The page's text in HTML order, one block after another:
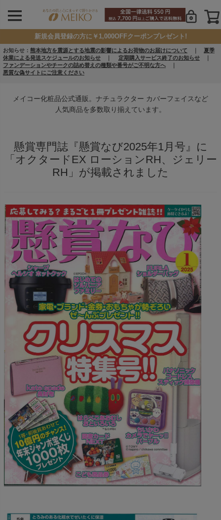
新規会員登録の方に￥1,000OFFクーポンプレゼント!
お知らせ： 熊本地方を震源とする地震の影響によるお荷物のお届けについて
夏季
休業による発送スケジュールのお知らせ
定期購入サービス終了のお知らせ
ファンデーションやチークの詰め替えの種類や番号がご不明な方へ
悪質な偽サイトにご注意ください
メイコー化粧品公式通販。ナチュラクター カバーフェイスなど
人気商品を多数取り揃えています。
懸賞専門誌『懸賞なび2025年1月号』に
「オクタードEX ローションRH、ジェリー
RH」が掲載されました